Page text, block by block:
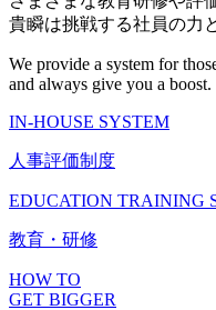
貴瞬は挑戦する社員の力
We provide a system for
and always give you a boost.
IN-HOUSE SYSTEM
人事評価制度
EDUCATION TRAINING
教育・研修
HOW TO
GET BIGGER